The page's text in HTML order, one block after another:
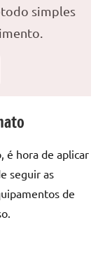
simples
é hora de aplicar
seguir as
de